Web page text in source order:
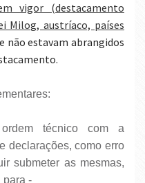
vigor (destacamento
Milog, austríaco, países
não estavam abrangidos
técnico com a
declarações, como erro
submeter as mesmas,
para -